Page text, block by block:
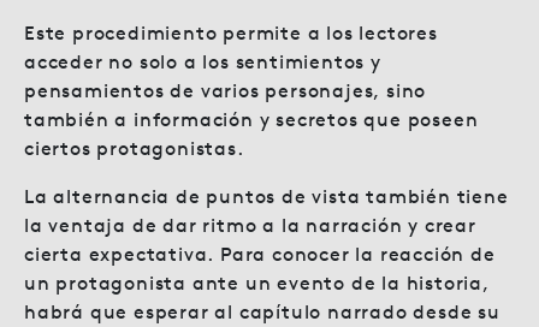
Este procedimiento permite a los lectores
acceder no solo a los sentimientos y
pensamientos de varios personajes, sino
también a información y secretos que poseen
ciertos protagonistas.
La alternancia de puntos de vista también tiene
la ventaja de dar ritmo a la narración y crear
cierta expectativa. Para conocer la reacción de
un protagonista ante un evento de la historia,
habrá que esperar al capítulo narrado desde su